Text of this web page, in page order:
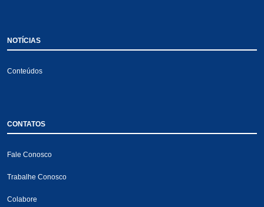
NOTÍCIAS
Conteúdos
CONTATOS
Fale Conosco
Trabalhe Conosco
Colabore